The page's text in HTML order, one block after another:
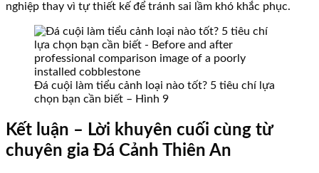
nghiệp thay vì tự thiết kế để tránh sai lầm khó khắc phục.
Đá cuội làm tiểu cảnh loại nào tốt? 5 tiêu chí lựa
chọn bạn cần biết – Hình 9
Kết luận – Lời khuyên cuối cùng từ
chuyên gia Đá Cảnh Thiên An